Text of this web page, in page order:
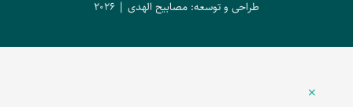
طراحی و توسعه: مصابیح الهدی | 2026